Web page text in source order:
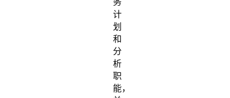
计
划
和
分
析
职
能，